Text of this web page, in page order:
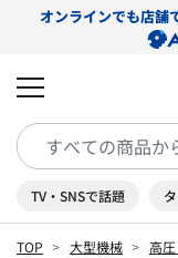
オンラインでも店舗
TV・SNSで話題
TOP 大型機械 高